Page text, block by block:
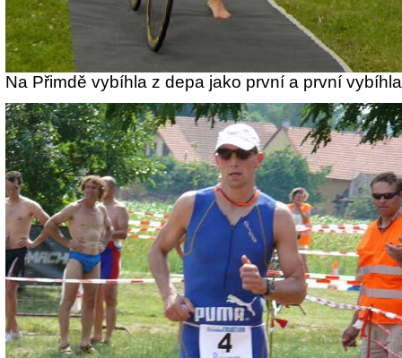
Na Přimdě vybíhla z depa jako první a první